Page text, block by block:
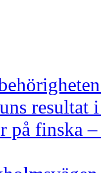
resultat
på finska